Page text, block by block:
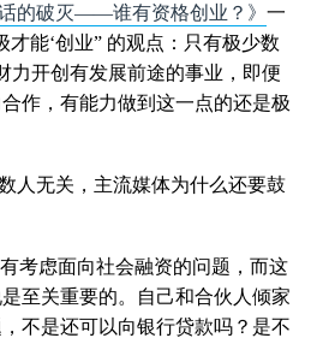
话的破灭——谁有资格创业？》 一
能‘创业” 的观点：只有极少数
力开创有发展前途的事业，即便
作，有能力做到这一点的还是极
人无关，主流媒体为什么还要鼓
考虑面向社会融资的问题，而这
至关重要的。自己和合伙人倾家
不是还可以向银行贷款吗？是不